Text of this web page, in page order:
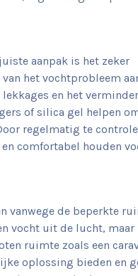
aanpak is het zeker
het vochtprobleem
en het
of silica gel helpen
regelmatig te
comfortabel houden
vanwege de beperkte
vocht uit de lucht, maar
ruimte zoals een
oplossing bieden en